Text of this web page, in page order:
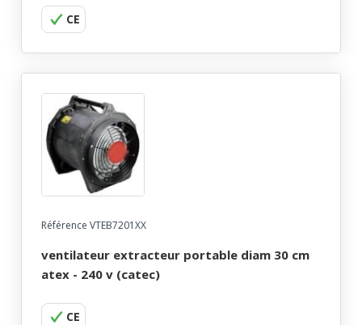
CE
Référence VTEB7201XX
ventilateur extracteur portable diam 30 cm
atex - 240 v (catec)
CE